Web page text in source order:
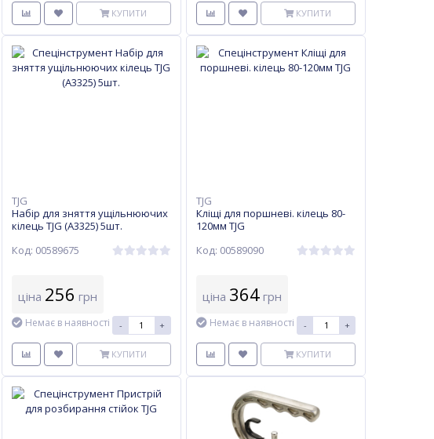
КУПИТИ КУПИТИ
TJG
Набір для зняття ущільнюючих
кілець TJG (A3325) 5шт.
Код: 00589675
ціна 256 грн
Немає в наявності - +
КУПИТИ
TJG
Кліщі для поршневі. кілець 80-
120мм TJG
Код: 00589090
ціна 364грн
Немає в наявності - +
КУПИТИ